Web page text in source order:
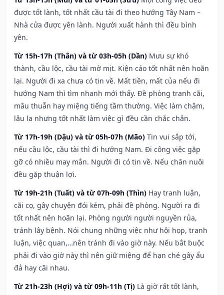
được tốt lành, tốt nhất cầu tài đi theo hướng Tây Nam –
Nhà cửa được yên lành. Người xuất hành thì đều bình
yên.
Từ 15h-17h (Thân) và từ 03h-05h (Dần) Mưu sự khó
thành, cầu lộc, cầu tài mờ mịt. Kiện cáo tốt nhất nên hoãn
lại. Người đi xa chưa có tin về. Mất tiền, mất của nếu đi
hướng Nam thì tìm nhanh mới thấy. Đề phòng tranh cãi,
mâu thuẫn hay miệng tiếng tầm thường. Việc làm chậm,
lâu la nhưng tốt nhất làm việc gì đều cần chắc chắn.
Từ 17h-19h (Dậu) và từ 05h-07h (Mão) Tin vui sắp tới,
nếu cầu lộc, cầu tài thì đi hướng Nam. Đi công việc gặp
gỡ có nhiều may mắn. Người đi có tin về. Nếu chăn nuôi
đều gặp thuận lợi.
Từ 19h-21h (Tuất) và từ 07h-09h (Thìn) Hay tranh luận,
cãi cọ, gây chuyện đói kém, phải đề phòng. Người ra đi
tốt nhất nên hoãn lại. Phòng người người nguyền rủa,
tránh lây bệnh. Nói chung những việc như hội họp, tranh
luận, việc quan,…nên tránh đi vào giờ này. Nếu bắt buộc
phải đi vào giờ này thì nên giữ miệng để hạn ché gây ẩu
đả hay cãi nhau.
Từ 21h-23h (Hợi) và từ 09h-11h (Tị) Là giờ rất tốt lành,